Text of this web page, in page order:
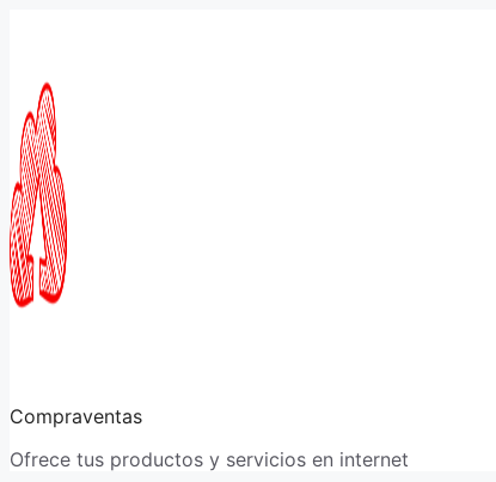
Compraventas
Ofrece tus productos y servicios en internet